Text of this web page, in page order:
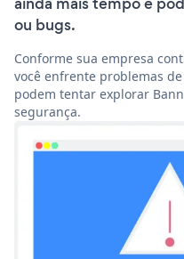
ou bugs.
Conforme sua empresa
você enfrente problemas
podem tentar explorar
segurança.